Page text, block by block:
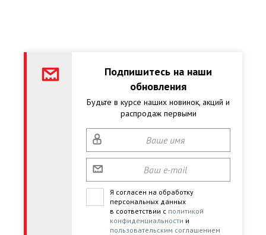
Подпишитесь на наши
обновления
Будьте в курсе наших новинок, акций и
распродаж первыми
Я согласен на обработку
персональных данных
в соответствии с политикой
конфиденциальности и
пользовательским соглашением